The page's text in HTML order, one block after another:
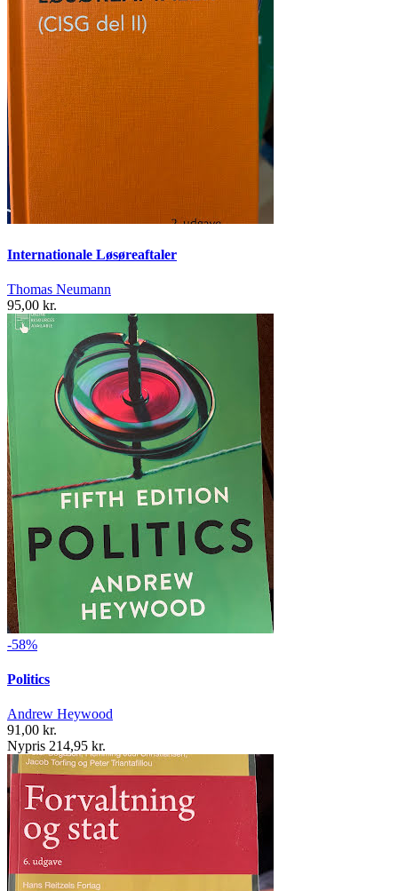
Internationale Løsøreaftaler
Thomas Neumann
95,00 kr.
-58%
Politics
Andrew Heywood
91,00 kr.
Nypris 214,95 kr.